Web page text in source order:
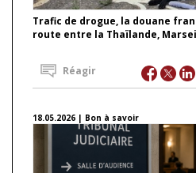
Trafic de drogue, la douane
route entre la Thaïlande,
Réagir
18.05.2026 | Bon à savoir